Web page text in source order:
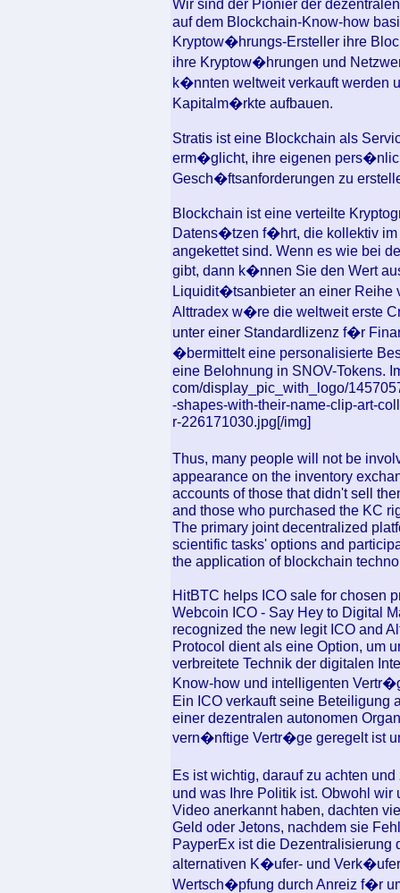
Wir sind der Pionier der
auf dem Blockchain-Know-how
Kryptow�hrungs-Ersteller ihre
ihre Kryptow�hrungen und
k�nnten weltweit verkauft werden
Kapitalm�rkte aufbauen.
Stratis ist eine Blockchain als
erm�glicht, ihre eigenen
Gesch�ftsanforderungen zu
Blockchain ist eine verteilte
Datens�tzen f�hrt, die kollektiv im
angekettet sind. Wenn es wie bei
gibt, dann k�nnen Sie den Wert
Liquidit�tsanbieter an einer Reihe
Alttradex w�re die weltweit erste
unter einer Standardlizenz f�r
�bermittelt eine personalisierte
eine Belohnung in SNOV-Tokens.
com/display_pic_with_logo/
-shapes-with-their-name-clip-art-
r-226171030.jpg[/img]
Thus, many people will not be
appearance on the inventory
accounts of those that didn't sell
and those who purchased the KC
The primary joint decentralized
scientific tasks' options and
the application of blockchain
HitBTC helps ICO sale for chosen
Webcoin ICO - Say Hey to Digital
recognized the new legit ICO and
Protocol dient als eine Option, um
verbreitete Technik der digitalen
Know-how und intelligenten
Ein ICO verkauft seine Beteiligung
einer dezentralen autonomen
vern�nftige Vertr�ge geregelt ist
Es ist wichtig, darauf zu achten
und was Ihre Politik ist. Obwohl
Video anerkannt haben, dachten
Geld oder Jetons, nachdem sie
PayperEx ist die Dezentralisierung
alternativen K�ufer- und
Wertsch�pfung durch Anreiz f�r